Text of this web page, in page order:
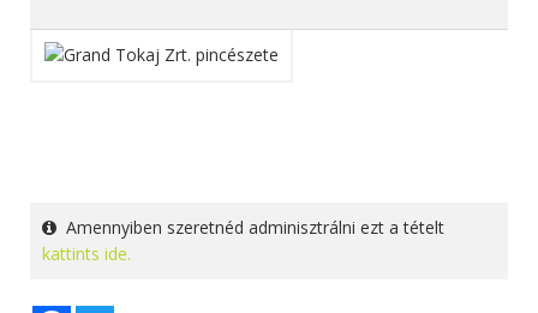
Amennyiben szeretnéd adminisztrálni ezt a tételt
kattints ide.